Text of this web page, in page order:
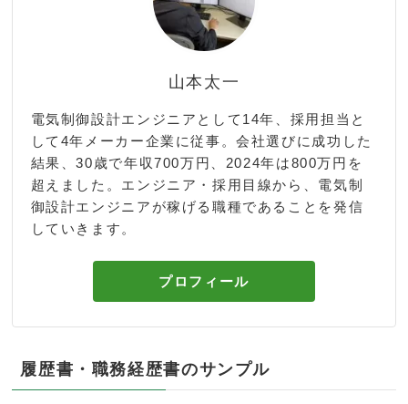
山本太一
電気制御設計エンジニアとして14年、採用担当と
して4年メーカー企業に従事。会社選びに成功した
結果、30歳で年収700万円、2024年は800万円を
超えました。エンジニア・採用目線から、電気制
御設計エンジニアが稼げる職種であることを発信
していきます。
プロフィール
履歴書・職務経歴書のサンプル